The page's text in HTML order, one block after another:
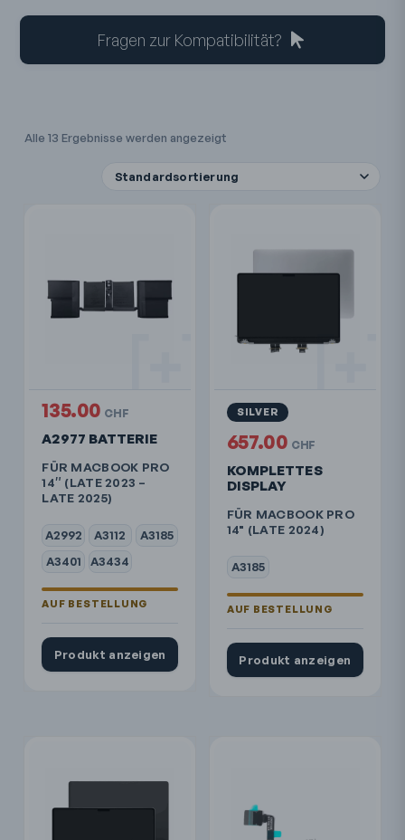
Fragen zur Kompatibilität?
Alle 13 Ergebnisse werden angezeigt
A2977 BATTERIE
FÜR MACBOOK PRO
14″ (LATE 2023 –
LATE 2025)
A2992 A3112
A3185
A3401
A3434
135.00 CHF
Produkt anzeigen
KOMPLETTES
DISPLAY
FÜR MACBOOK PRO
14" (LATE 2024)
A3185
SILVER
657.00 CHF
Produkt anzeigen